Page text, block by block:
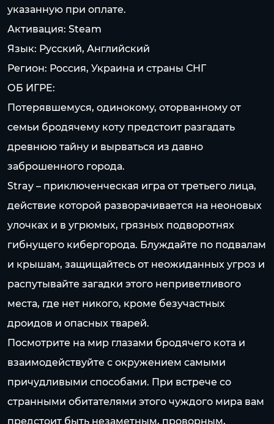
указанную при оплате.
Активация: Steam
Язык: Русский, Английский
Регион: Россия, Украина и страны СНГ
ОБ ИГРЕ:
Потерявшемуся, одинокому, оторванному от
семьи бродячему коту предстоит разгадать
древнюю тайну и вырваться из давно
заброшенного города.
Stray – приключенческая игра от третьего лица,
действие которой разворачивается на неоновых
улочках и в угрюмых, грязных подворотнях
гибнущего кибергорода. Блуждайте по подвалам
и крышам, защищайтесь от неожиданных угроз и
распутывайте загадки этого неприветливого
места, где нет никого, кроме безучастных
дроидов и опасных тварей.
Посмотрите на мир глазами бродячего кота и
взаимодействуйте с окружением самыми
причудливыми способами. При встрече со
странными обитателями этого чуждого мира вам
предстоит быть незаметным, проворным,